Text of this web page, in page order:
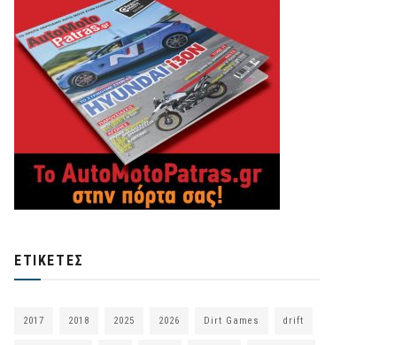
ΕΤΙΚΈΤΕΣ
2017 2018 2025 2026 Dirt Games drift